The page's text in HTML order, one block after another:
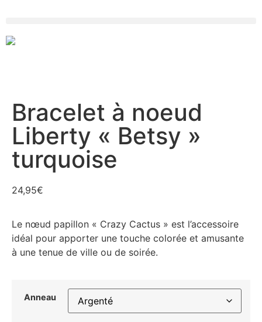
Bracelet à noeud
Liberty « Betsy »
turquoise
24,95€
Le nœud papillon « Crazy Cactus » est l’accessoire
idéal pour apporter une touche colorée et amusante
à une tenue de ville ou de soirée.
Anneau